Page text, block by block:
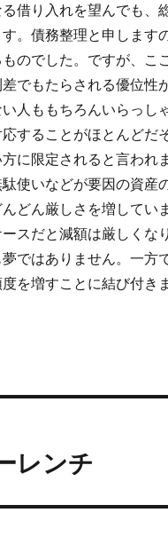
借り入れを望んでも、
。債務整理と申しま
のでした。ですが、こ
でもたらされる優位
人ももちろんいらっし
することがほとんどだ
に限定されると言われ
使いなどが要因の資産
どん厳しさを増してい
スだと減額は厳しくな
ではありません。一方
を増すことに結び付き
レンチ